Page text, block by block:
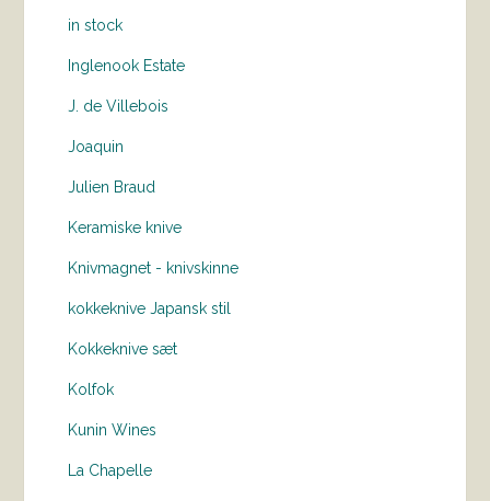
in stock
Inglenook Estate
J. de Villebois
Joaquin
Julien Braud
Keramiske knive
Knivmagnet - knivskinne
kokkeknive Japansk stil
Kokkeknive sæt
Kolfok
Kunin Wines
La Chapelle